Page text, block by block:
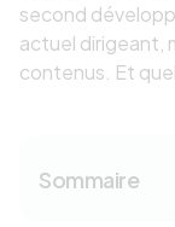
second
actuel dirigeant,
contenus. Et
Sommaire